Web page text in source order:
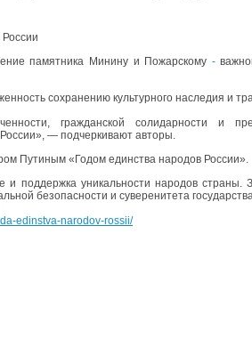
памятника Минину и Пожарскому -
сохранению культурного наследия и
гражданской солидарности и
— подчеркивают авторы.
Путиным «Годом единства народов России».
поддержка уникальности народов страны.
безопасности и суверенитета
edinstva-narodov-rossii/